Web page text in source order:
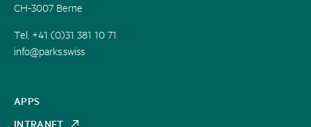
APPS
INTRANET
CH-3007 Berne
Tel. +41 (0)31 381 10 71
info@parks.swiss